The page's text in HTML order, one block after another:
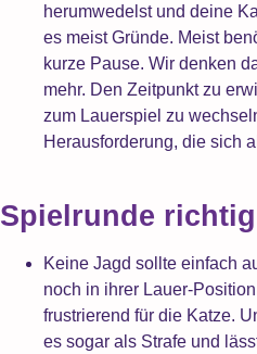
herumwedelst und deine
es meist Gründe. Meist
kurze Pause. Wir denken
mehr. Den Zeitpunkt zu
zum Lauerspiel zu
Herausforderung, die sich
Spielrunde
Keine Jagd sollte einfach
noch in ihrer Lauer-
frustrierend für die Katze.
es sogar als Strafe und